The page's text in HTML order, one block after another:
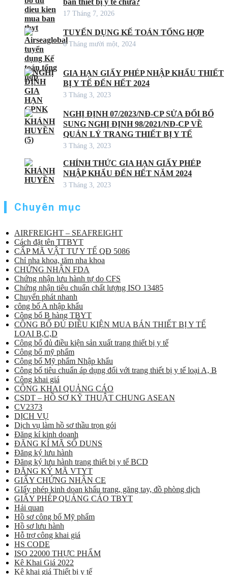
bán thiết bị y tế chưa?
17 Tháng 7, 2026
TUYỂN DỤNG KẾ TOÁN TỔNG HỢP
6 Tháng mười một, 2024
GIA HẠN GIẤY PHÉP NHẬP KHẨU THIẾT
BỊ Y TẾ ĐẾN HẾT 2024
3 Tháng 3, 2023
NGHỊ ĐỊNH 07/2023/NĐ-CP SỬA ĐỔI BỔ
SUNG NGHỊ ĐỊNH 98/2021/NĐ-CP VỀ
QUẢN LÝ TRANG THIẾT BỊ Y TẾ
3 Tháng 3, 2023
CHÍNH THỨC GIA HẠN GIẤY PHÉP
NHẬP KHẨU ĐẾN HẾT NĂM 2024
3 Tháng 3, 2023
Chuyên mục
AIRFREIGHT – SEAFREIGHT
Cách đặt tên TTBYT
CẤP MÃ VẬT TƯ Y TẾ QĐ 5086
Chỉ nha khoa, tăm nha khoa
CHỨNG NHẬN FDA
Chứng nhận lưu hành tự do CFS
Chứng nhận tiêu chuẩn chất lượng ISO 13485
Chuyển phát nhanh
công bố A nhập khẩu
Công bố B hàng TBYT
CÔNG BỐ ĐỦ ĐIỀU KIỆN MUA BÁN THIẾT BỊ Y TẾ
LOẠI B,C,D
Công bố đủ điều kiện sản xuất trang thiết bị y tế
Công bố mỹ phẩm
Công bố Mỹ phẩm Nhập khẩu
Công bố tiêu chuẩn áp dụng đối với trang thiết bị y tế loại A, B
Công khai giá
CÔNG KHAI QUẢNG CÁO
CSDT – HỒ SƠ KỸ THUẬT CHUNG ASEAN
CV2373
DỊCH VỤ
Dịch vụ làm hồ sơ thầu trọn gói
Đăng kí kinh doanh
ĐĂNG KÍ MÃ SỐ DUNS
Đăng ký lưu hành
Đăng ký lưu hành trang thiết bị y tế BCD
ĐĂNG KÝ MÃ VTYT
GIẤY CHỨNG NHẬN CE
GIấy phép kinh doan khẩu trang, găng tay, đồ phòng dịch
GIẤY PHÉP QUẢNG CÁO TBYT
Hải quan
Hồ sơ công bố Mỹ phẩm
Hồ sơ lưu hành
Hỗ trợ công khai giá
HS CODE
ISO 22000 THỰC PHẨM
Kê Khai Giá 2022
Kê khai giá Thiết bị y tế